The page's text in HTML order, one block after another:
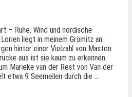
– Ruhe, Wind und nordische
liegt in meinem Grömitz an
hinter einer Vielzahl von Masten.
aus ist sie kaum zu erkennen.
Marieke van der Rest von Van der
etwa 9 Seemeilen durch die …